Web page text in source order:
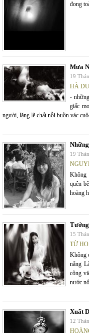
đong
Mưa
19
HÀ
-
giấc
người, lặng lẽ chất nỗi buồn vác
19
Không
quên
hoàng
15
TỪ
Không
nắng
công
nước
Xuất
12